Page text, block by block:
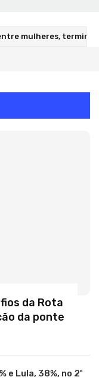
mulheres, termina
da Rota
da ponte
e Lula, 38%, no 2º